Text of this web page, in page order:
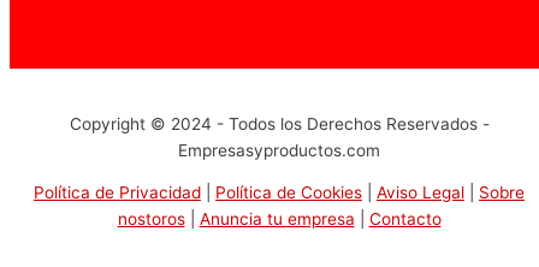
Copyright © 2024 - Todos los Derechos Reservados -
Empresasyproductos.com
Política de Privacidad Política de Cookies Aviso Legal
Sobre
nostoros| Anuncia tu empresa Contacto